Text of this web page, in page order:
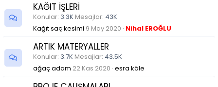
KAĞIT İŞLERİ
Konular 3.3K Mesajlar 43K
Kağıt saç kesimi 9 May 2020 Nihal EROĞLU
ARTIK MATERYALLER
Konular 3.7K Mesajlar 43.5K
ağaç adam 22 Kas 2020 esra köle